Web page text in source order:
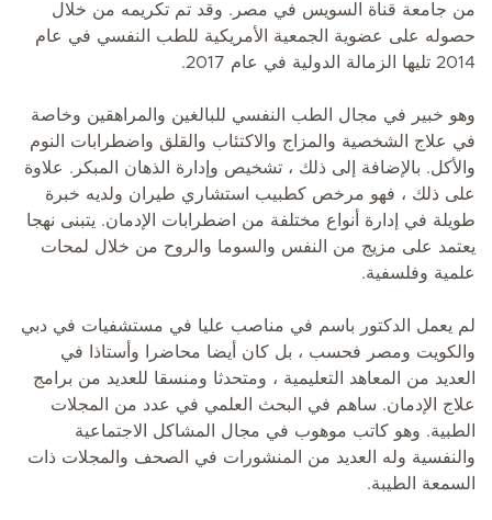
من جامعة قناة السويس في مصر. وقد تم تكريمه من خلال
حصوله على عضوية الجمعية الأمريكية للطب النفسي في عام
2014 تليها الزمالة الدولية في عام 2017.
وهو خبير في مجال الطب النفسي للبالغين والمراهقين وخاصة
في علاج الشخصية والمزاج والاكتئاب والقلق واضطرابات النوم
والأكل. بالإضافة إلى ذلك ، تشخيص وإدارة الذهان المبكر. علاوة
على ذلك ، فهو مرخص كطبيب استشاري طيران ولديه خبرة
طويلة في إدارة أنواع مختلفة من اضطرابات الإدمان. يتبنى نهجا
يعتمد على مزيج من النفس والسوما والروح من خلال لمحات
علمية وفلسفية.
لم يعمل الدكتور باسم في مناصب عليا في مستشفيات في دبي
والكويت ومصر فحسب ، بل كان أيضا محاضرا وأستاذا في
العديد من المعاهد التعليمية ، ومتحدثا ومنسقا للعديد من برامج
علاج الإدمان. ساهم في البحث العلمي في عدد من المجلات
الطبية. وهو كاتب موهوب في مجال المشاكل الاجتماعية
والنفسية وله العديد من المنشورات في الصحف والمجلات ذات
السمعة الطيبة.